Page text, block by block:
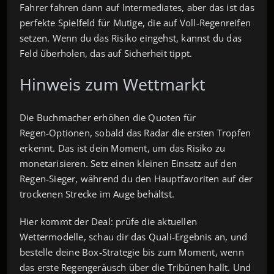
Fahrer fahren dann auf Intermediates, aber das ist das
perfekte Spielfeld für Mutige, die auf Voll‑Regenreifen
setzen. Wenn du das Risiko eingehst, kannst du das
Feld überholen, das auf Sicherheit tippt.
Hinweis zum Wettmarkt
Die Buchmacher erhöhen die Quoten für
Regen‑Optionen, sobald das Radar die ersten Tropfen
erkennt. Das ist dein Moment, um das Risiko zu
monetarisieren. Setz einen kleinen Einsatz auf den
Regen‑Sieger, während du den Hauptfavoriten auf der
trockenen Strecke im Auge behältst.
Hier kommt der Deal: prüfe die aktuellen
Wettermodelle, schau dir das Quali‑Ergebnis an, und
bestelle deine Box‑Strategie bis zum Moment, wenn
das erste Regengeräusch über die Tribünen hallt. Und